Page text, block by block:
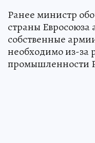
Ранее министр
страны Евросоюза
собственные
необходимо из-за
промышленности